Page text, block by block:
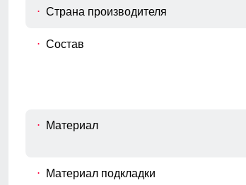
части бедер и ягодиц.
Страна производителя
Состав
Материал
Материал подкладки